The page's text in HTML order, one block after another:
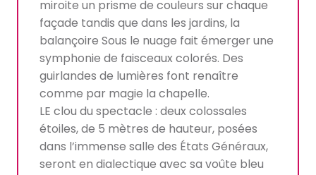
miroite un prisme de couleurs sur chaque
façade tandis que dans les jardins, la
balançoire Sous le nuage fait émerger une
symphonie de faisceaux colorés. Des
guirlandes de lumières font renaître
comme par magie la chapelle.
LE clou du spectacle : deux colossales
étoiles, de 5 mètres de hauteur, posées
dans l’immense salle des États Généraux,
seront en dialectique avec sa voûte bleu